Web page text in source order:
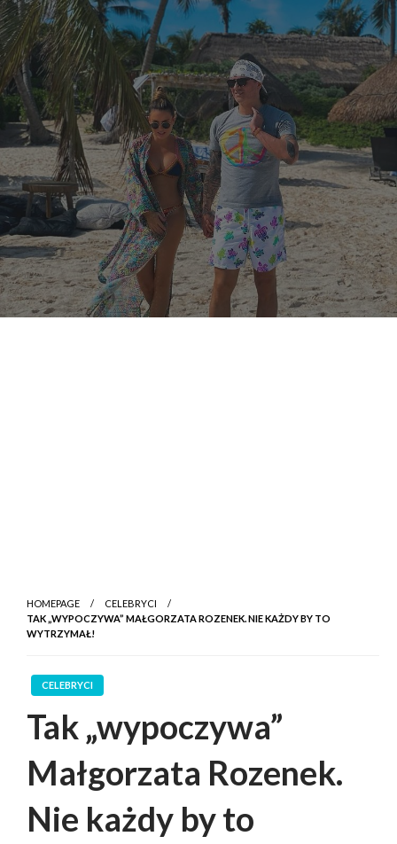
HOMEPAGE
CELEBRYCI
TAK „WYPOCZYWA” MAŁGORZATA ROZENEK. NIE KAŻDY BY TO
WYTRZYMAŁ!
CELEBRYCI
Tak „wypoczywa”
Małgorzata Rozenek.
Nie każdy by to